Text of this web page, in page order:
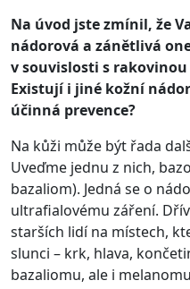
Na úvod jste zmínil, že
nádorová a zánětlivá
v souvislosti s
Existují i jiné kožní
účinná prevence?
Na kůži může být řada
Uveďme jednu z nich,
bazaliom). Jedná se o
ultrafialovému záření.
starších lidí na místech,
slunci – krk, hlava,
bazaliomu, ale i